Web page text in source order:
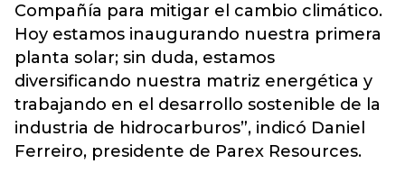
Compañía para mitigar el cambio climático.
Hoy estamos inaugurando nuestra primera
planta solar; sin duda, estamos
diversificando nuestra matriz energética y
trabajando en el desarrollo sostenible de la
industria de hidrocarburos”, indicó Daniel
Ferreiro, presidente de Parex Resources.